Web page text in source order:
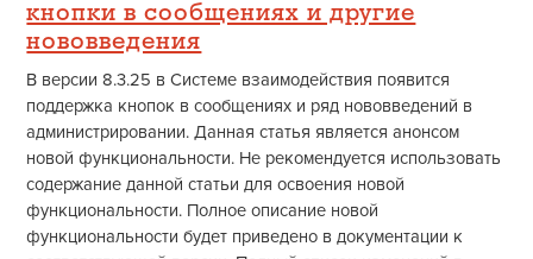
кнопки в сообщениях и другие
нововведения
В версии 8.3.25 в Системе взаимодействия появится
поддержка кнопок в сообщениях и ряд нововведений в
администрировании. Данная статья является анонсом
новой функциональности. Не рекомендуется использовать
содержание данной статьи для освоения новой
функциональности. Полное описание новой
функциональности будет приведено в документации к